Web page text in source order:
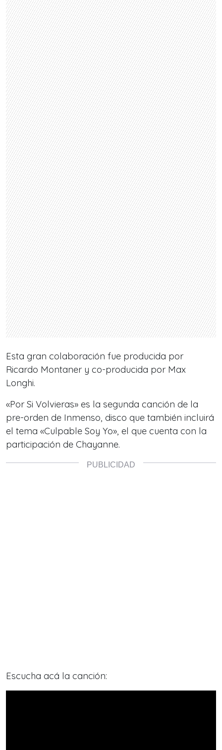
Esta gran colaboración fue producida por
Ricardo Montaner y co-producida por Max
Longhi.
«Por Si Volvieras» es la segunda canción de la
pre-orden de Inmenso, disco que también incluirá
el tema «Culpable Soy Yo», el que cuenta con la
participación de Chayanne.
Escucha acá la canción: